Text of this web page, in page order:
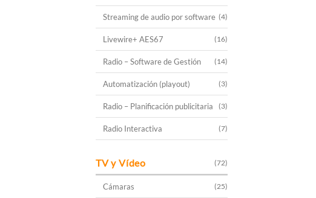
Streaming de audio por software (4)
Livewire+ AES67 (16)
Radio – Software de Gestión (14)
Automatización (playout) (3)
Radio – Planificación publicitaria (3)
Radio Interactiva (7)
TV y Vídeo (72)
Cámaras (25)